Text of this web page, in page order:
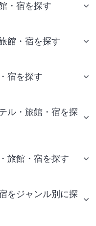
・宿を探す
館・宿を探す
宿を探す
ル・旅館・宿を探
旅館・宿を探す
をジャンル別に探